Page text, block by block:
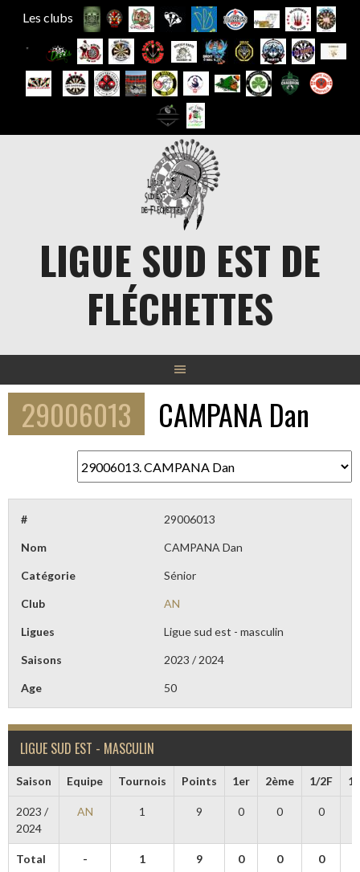
Les clubs
LIGUE SUD EST DE
FLÉCHETTES
29006013 CAMPANA Dan
# 29006013
Nom CAMPANA Dan
Catégorie Sénior
Club AN
Ligues Ligue sud est - masculin
Saisons 2023 / 2024
Age 50
LIGUE SUD EST - MASCULIN
Saison Equipe Tournois Points 1er 2ème 1/2F
2023 /
2024
AN 1 9 0 0 0
Total - 1 9 0 0 0